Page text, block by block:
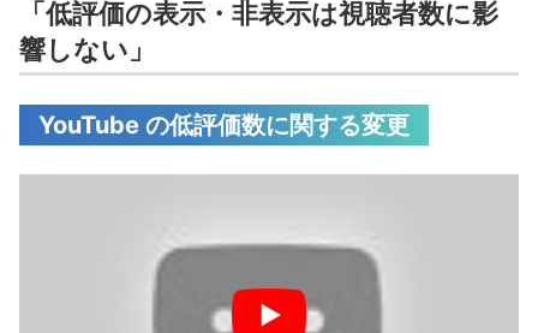
「低評価の表示・非表示は視聴者数に影
響しない」
YouTube の低評価数に関する変更